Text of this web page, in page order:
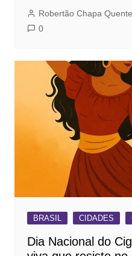
Robertão Chapa Quente
0
BRASIL CIDADES
Dia Nacional do